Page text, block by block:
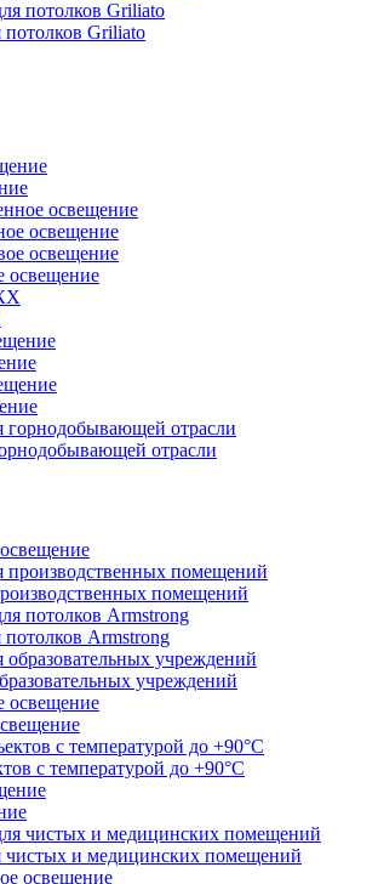
Griliato
освещение
освещение
отрасли
помещений
Armstrong
учреждений
с температурой до +90°С
чистых и медицинских помещений